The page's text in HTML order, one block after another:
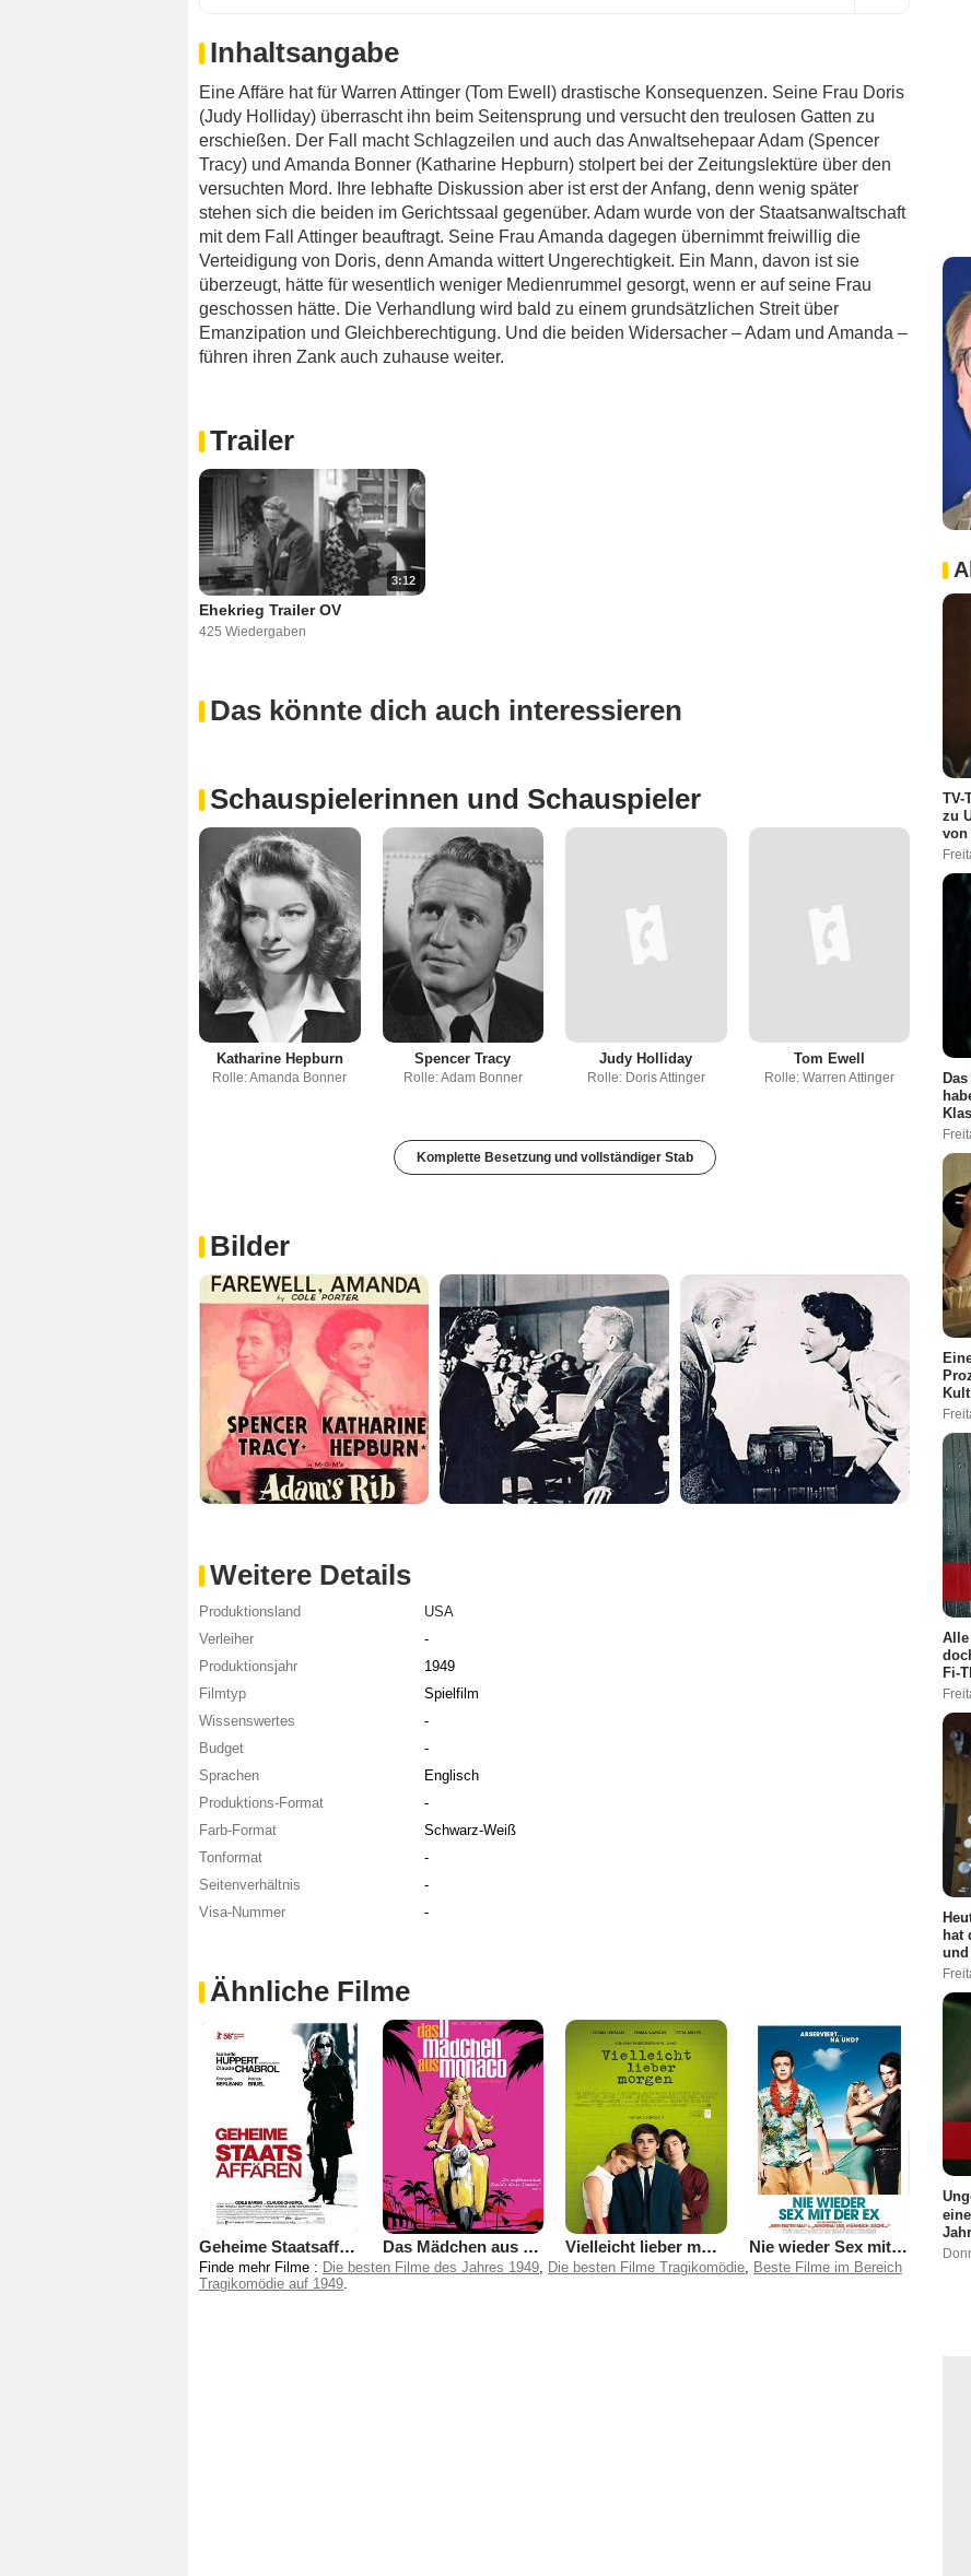
Inhaltsangabe
Eine Affäre hat für Warren Attinger (Tom Ewell) drastische Konsequenzen. Seine Frau Doris
(Judy Holliday) überrascht ihn beim Seitensprung und versucht den treulosen Gatten zu
erschießen. Der Fall macht Schlagzeilen und auch das Anwaltsehepaar Adam (Spencer
Tracy) und Amanda Bonner (Katharine Hepburn) stolpert bei der Zeitungslektüre über den
versuchten Mord. Ihre lebhafte Diskussion aber ist erst der Anfang, denn wenig später
stehen sich die beiden im Gerichtssaal gegenüber. Adam wurde von der Staatsanwaltschaft
mit dem Fall Attinger beauftragt. Seine Frau Amanda dagegen übernimmt freiwillig die
Verteidigung von Doris, denn Amanda wittert Ungerechtigkeit. Ein Mann, davon ist sie
überzeugt, hätte für wesentlich weniger Medienrummel gesorgt, wenn er auf seine Frau
geschossen hätte. Die Verhandlung wird bald zu einem grundsätzlichen Streit über
Emanzipation und Gleichberechtigung. Und die beiden Widersacher – Adam und Amanda –
führen ihren Zank auch zuhause weiter.
Trailer
3:12
Ehekrieg Trailer OV
425 Wiedergaben
Das könnte dich auch interessieren
Schauspielerinnen und Schauspieler
Katharine Hepburn
Rolle: Amanda Bonner
Spencer Tracy
Rolle: Adam Bonner
Judy Holliday
Rolle: Doris Attinger
Tom Ewell
Rolle: Warren Attinger
Komplette Besetzung und vollständiger Stab
Bilder
Weitere Details
Produktionsland
USA
Verleiher
-
Produktionsjahr
1949
Filmtyp
Spielfilm
Wissenswertes
-
Budget
-
Sprachen
Englisch
Produktions-Format
-
Farb-Format
Schwarz-Weiß
Tonformat
-
Seitenverhältnis
-
Visa-Nummer
-
Ähnliche Filme
Geheime Staatsaffären Das Mädchen aus Monaco Vielleicht lieber morgen Nie wieder Sex mit der Ex
Finde mehr Filme : Die besten Filme des Jahres 1949, Die besten Filme Tragikomödie, Beste Filme im Bereich
Tragikomödie auf 1949.
TV-
zu
von
Alle
Fi-
hat